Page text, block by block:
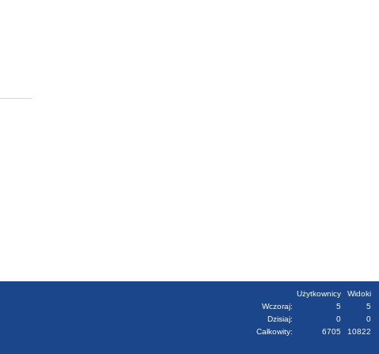
Użytkownicy
Widoki
Wczoraj:
5
5
Dzisiaj:
0
0
Całkowity:
6705 10822